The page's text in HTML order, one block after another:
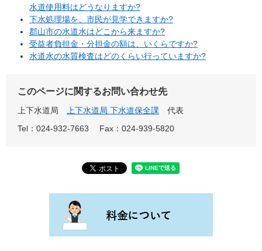
水道使用料はどうなりますか?
下水処理場を、市民が見学できますか?
郡山市の水道水はどこから来ますか?
受益者負担金・分担金の額は、いくらですか?
水道水の水質検査はどのくらい行っていますか?
このページに関するお問い合わせ先
上下水道局 上下水道局 下水道保全課
代表
Tel：024-932-7663
Fax：024-939-5820